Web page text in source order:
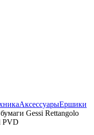
АксессуарыЕршики
Gessi Rettangolo
PVD